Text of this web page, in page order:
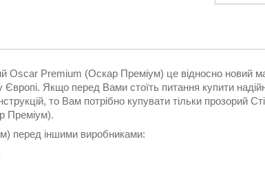
Oscar Premium (Оскар Преміум) це відносно новий
Європі. Якщо перед Вами стоїть питання купити
то Вам потрібно купувати тільки прозорий
Преміум).
перед іншими виробниками: